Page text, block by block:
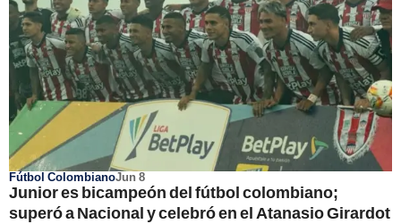
Fútbol ColombianoJun 8
Junior es bicampeón del fútbol colombiano;
superó a Nacional y celebró en el Atanasio Girardot